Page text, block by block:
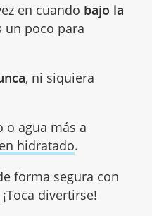
en cuando bajo la
un poco para
, ni siquiera
o agua más a
hidratado.
forma segura con
divertirse!